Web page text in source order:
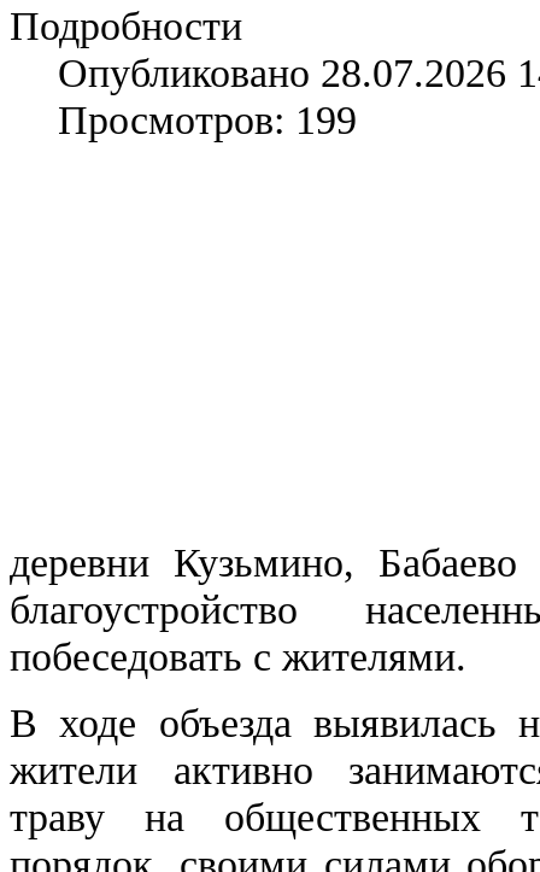
Подробности
Опубликовано 28.07.2026
Просмотров: 199
деревни Кузьмино,
благоустройство
побеседовать с жителями.
В ходе объезда выявилась
жители активно
траву на общественных